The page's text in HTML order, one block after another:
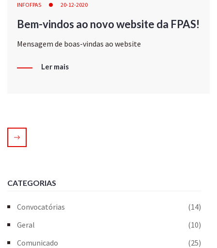
INFOFPAS 20-12-2020
Bem-vindos ao novo website da FPAS!
Mensagem de boas-vindas ao website
Ler mais
CATEGORIAS
Convocatórias
(14)
Geral
(10)
Comunicado
(25)